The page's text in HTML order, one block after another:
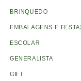
BRINQUEDO
EMBALAGENS E
ESCOLAR
GENERALISTA
GIFT